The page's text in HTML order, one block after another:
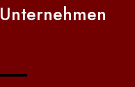
Unternehmen